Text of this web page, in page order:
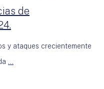
de
y ataques crecientemente
...